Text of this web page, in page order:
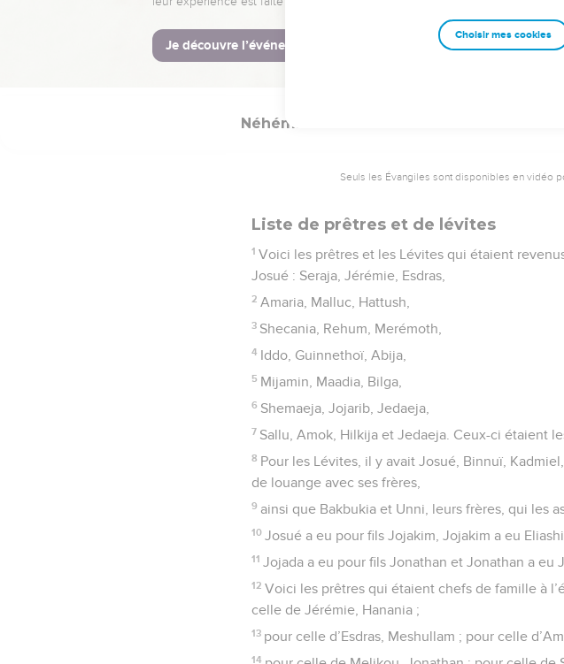
35 Lod, Ono et la vallée des artisans.
Certains Lévites étaient installés dans les
Néhémie
Seuls les Évangiles sont disponibles en vidéo
Liste de prêtres et de lévites
1 Voici les prêtres et les Lévites qui étaient
Josué : Seraja, Jérémie, Esdras,
2 Amaria, Malluc, Hattush,
3 Shecania, Rehum, Merémoth,
4 Iddo, Guinnethoï, Abija,
5 Mijamin, Maadia, Bilga,
6 Shemaeja, Jojarib, Jedaeja,
7 Sallu, Amok, Hilkija et Jedaeja. Ceux-ci étaient
8 Pour les Lévites, il y avait Josué, Binnuï,
de louange avec ses frères,
9 ainsi que Bakbukia et Unni, leurs frères, qui les
10 Josué a eu pour fils Jojakim, Jojakim a eu
11 Jojada a eu pour fils Jonathan et Jonathan a eu
12 Voici les prêtres qui étaient chefs de famille à
celle de Jérémie, Hanania ;
13 pour celle d’Esdras, Meshullam ; pour celle
14
Choisir mes cookies